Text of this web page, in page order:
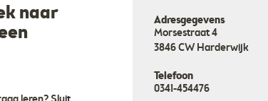
naar
Adresgegevens
Morsestraat 4
3846 CW Harderwijk
Telefoon
0341-454476